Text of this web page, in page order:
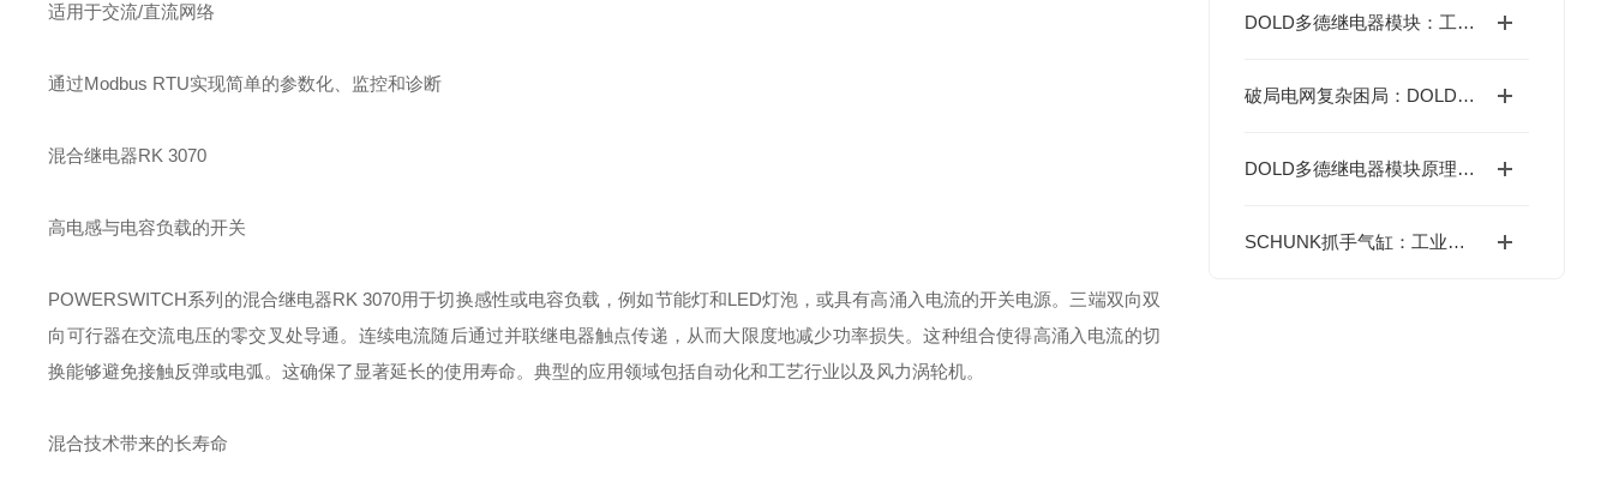
DOLD多德继电器模块：工业自动化的安全守护基石
破局电网复杂困局：DOLD多德继电器精准捕捉隐患的底层逻辑
DOLD多德继电器模块原理及使用要求
SCHUNK抓手气缸：工业自动化中的可靠助手
适用于交流/直流网络
通过Modbus RTU实现简单的参数化、监控和诊断
混合继电器RK 3070
高电感与电容负载的开关
POWERSWITCH系列的混合继电器RK 3070用于切换感性或电容负载，例如节能灯和LED灯泡，或具有高涌入电流的开关电源。三端双向双
向可行器在交流电压的零交叉处导通。连续电流随后通过并联继电器触点传递，从而大限度地减少功率损失。这种组合使得高涌入电流的切
换能够避免接触反弹或电弧。这确保了显著延长的使用寿命。典型的应用领域包括自动化和工艺行业以及风力涡轮机。
混合技术带来的长寿命